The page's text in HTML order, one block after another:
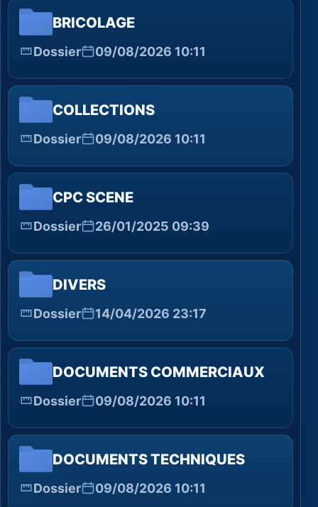
BRICOLAGE
Dossier 09/08/2026 10:11
COLLECTIONS
Dossier 09/08/2026 10:11
CPC SCENE
Dossier 26/01/2025 09:39
DIVERS
Dossier 14/04/2026 23:17
DOCUMENTS COMMERCIAUX
Dossier 09/08/2026 10:11
DOCUMENTS TECHNIQUES
Dossier 09/08/2026 10:11